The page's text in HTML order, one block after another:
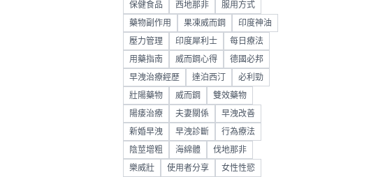
保健食品 西地那非 服用方式
藥物副作用 果凍威而鋼 印度神油
壓力管理 印度犀利士 每日療法
用藥指南 威而鋼心得 德國必邦
早洩治療經歷 達泊西汀 必利勁
壯陽藥物 威而鋼 雙效藥物
陽痿治療 夫妻關係 早洩改善
新婚早洩 早洩診斷 行為療法
陰莖增粗 海綿體 伐地那非
樂威壯 使用者分享 女性性慾